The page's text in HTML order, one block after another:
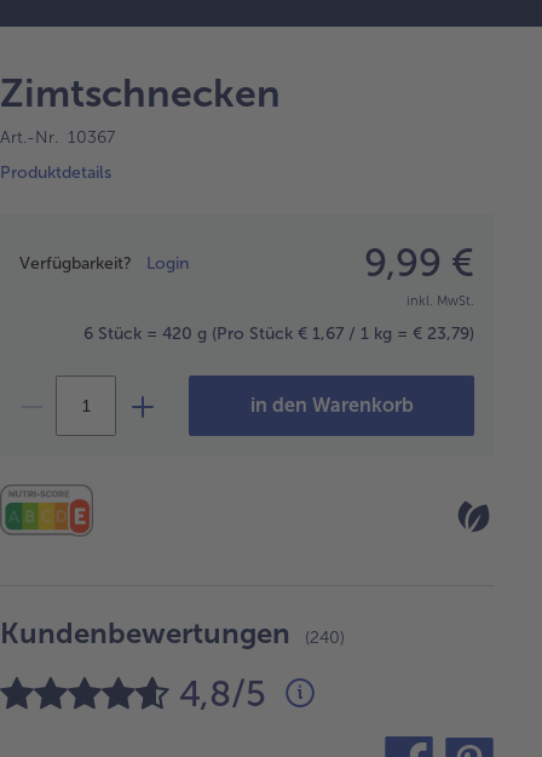
Zimtschnecken
Art.-Nr. 10367
Produktdetails
Verfügbarkeit? Login 9,99 €
inkl. MwSt.
6 Stück = 420 g (Pro Stück € 1,67 / 1 kg = € 23,79)
in den Warenkorb
Kundenbewertungen (240)
4,8/5
teilen